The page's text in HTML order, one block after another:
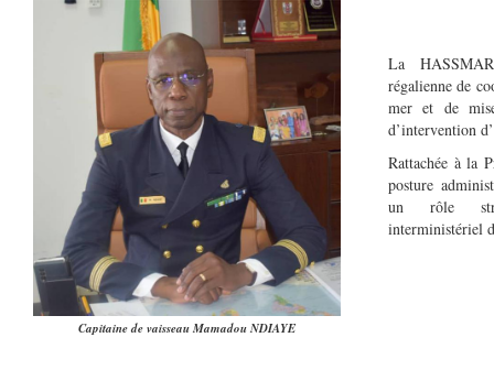
Capitaine de vaisseau Mamadou NDIAYE
La
régalienne de
mer et de
d’intervention
Rattachée à la
posture
un rôle
interministériel